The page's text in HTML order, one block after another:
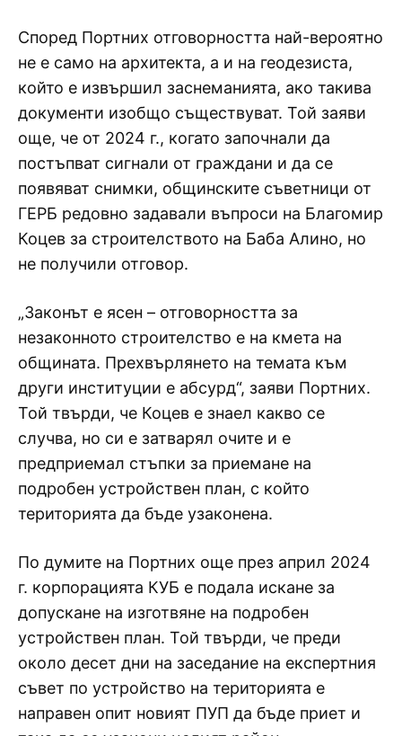
Според Портних отговорността най-вероятно
не е само на архитекта, а и на геодезиста,
който е извършил заснеманията, ако такива
документи изобщо съществуват. Той заяви
още, че от 2024 г., когато започнали да
постъпват сигнали от граждани и да се
появяват снимки, общинските съветници от
ГЕРБ редовно задавали въпроси на Благомир
Коцев за строителството на Баба Алино, но
не получили отговор.
„Законът е ясен – отговорността за
незаконното строителство е на кмета на
общината. Прехвърлянето на темата към
други институции е абсурд“, заяви Портних.
Той твърди, че Коцев е знаел какво се
случва, но си е затварял очите и е
предприемал стъпки за приемане на
подробен устройствен план, с който
територията да бъде узаконена.
По думите на Портних още през април 2024
г. корпорацията КУБ е подала искане за
допускане на изготвяне на подробен
устройствен план. Той твърди, че преди
около десет дни на заседание на експертния
съвет по устройство на територията е
направен опит новият ПУП да бъде приет и